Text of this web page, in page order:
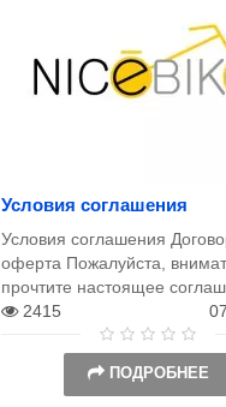
Условия соглашения
Условия соглашения
оферта Пожалуйста,
прочтите настоящее соглаш..
2415
ПОДРОБНЕЕ